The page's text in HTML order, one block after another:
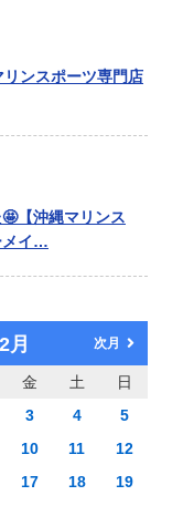
ンスポーツ専門店
【沖縄マリンス
メイ…
月 次月
金 土
日
3 4
5
10 11
12
17 18
19